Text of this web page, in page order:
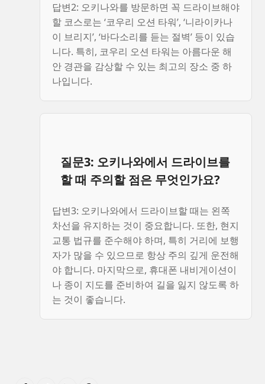
답변2: 오키나와를 방문하면 꼭 드라이브해야
할 코스로는 ‘코우리 오션 타워’, ‘니라이카나
이 브리지’, ‘바다소리를 듣는 절벽’ 등이 있습
니다. 특히, 코우리 오션 타워는 아름다운 해
안 경관을 감상할 수 있는 최고의 장소 중 하
나입니다.
질문3: 오키나와에서 드라이브를
할 때 주의할 점은 무엇인가요?
답변3: 오키나와에서 드라이브할 때는 왼쪽
차선을 유지하는 것이 중요합니다. 또한, 현지
교통 법규를 준수해야 하며, 특히 거리에 보행
자가 많을 수 있으므로 항상 주의 깊게 운전해
야 합니다. 마지막으로, 휴대폰 내비게이션이
나 종이 지도를 준비하여 길을 잃지 않도록 하
는 것이 좋습니다.